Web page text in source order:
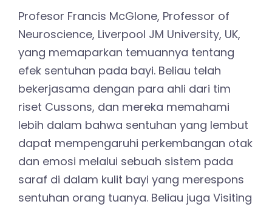
Profesor Francis McGlone, Professor of
Neuroscience, Liverpool JM University, UK,
yang memaparkan temuannya tentang
efek sentuhan pada bayi. Beliau telah
bekerjasama dengan para ahli dari tim
riset Cussons, dan mereka memahami
lebih dalam bahwa sentuhan yang lembut
dapat mempengaruhi perkembangan otak
dan emosi melalui sebuah sistem pada
saraf di dalam kulit bayi yang merespons
sentuhan orang tuanya. Beliau juga Visiting